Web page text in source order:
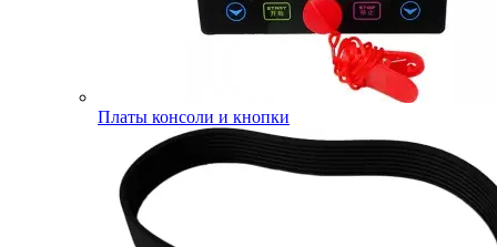
Платы консоли и кнопки